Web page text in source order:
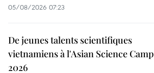
05/08/2026 07:23
De jeunes talents scientifiques
vietnamiens à l'Asian Science Camp
2026